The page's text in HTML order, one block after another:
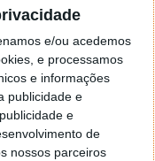
e/ou acedemos
e processamos
e informações
publicidade e
e
de
nossos parceiros
imagem que
track worldwide
uma janela em
e carregar
todas as